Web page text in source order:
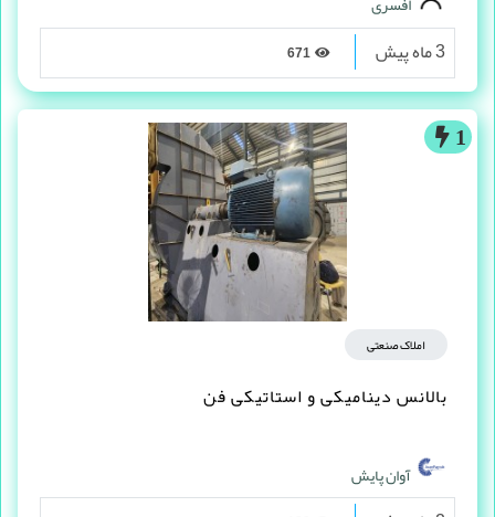
3 ماه پیش
1
املاک صنعتی
بالانس دینامیکی و استاتیکی فن
آوان پایش